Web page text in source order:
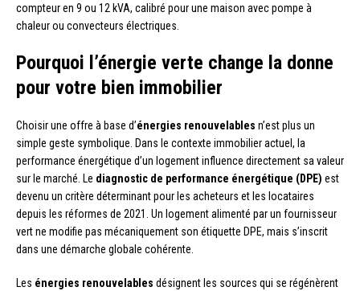
compteur en 9 ou 12 kVA, calibré pour une maison avec pompe à
chaleur ou convecteurs électriques.
Pourquoi l’énergie verte change la donne
pour votre bien immobilier
Choisir une offre à base d’énergies renouvelables n’est plus un
simple geste symbolique. Dans le contexte immobilier actuel, la
performance énergétique d’un logement influence directement sa valeur
sur le marché. Le diagnostic de performance énergétique (DPE) est
devenu un critère déterminant pour les acheteurs et les locataires
depuis les réformes de 2021. Un logement alimenté par un fournisseur
vert ne modifie pas mécaniquement son étiquette DPE, mais s’inscrit
dans une démarche globale cohérente.
Les énergies renouvelables désignent les sources qui se régénèrent